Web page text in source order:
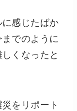
感じたばか
でのように
くなったと
をリポート